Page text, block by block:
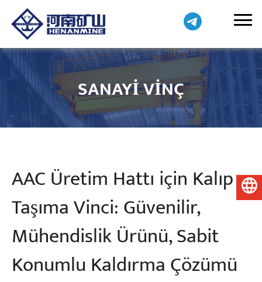
SANAYI VINÇ
AAC Üretim Hattı için Kalıp
Taşıma Vinci: Güvenilir,
Mühendislik Ürünü, Sabit
Konumlu Kaldırma Çözümü
Türkçe